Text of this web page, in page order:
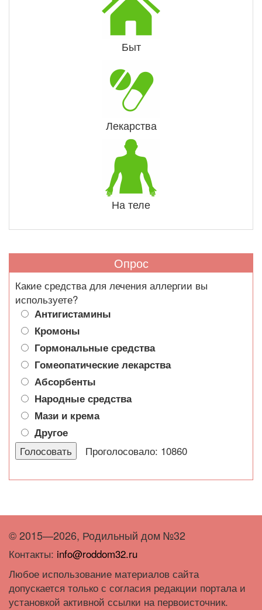
Быт
Лекарства
На теле
Опрос
Какие средства для лечения аллергии вы
используете?
Антигистамины
Кромоны
Гормональные средства
Гомеопатические лекарства
Абсорбенты
Народные средства
Мази и крема
Другое
Проголосовало: 10860
© 2015—2026, Родильный дом №32
Контакты: info@roddom32.ru
Любое использование материалов сайта
допускается только с согласия редакции портала и
установкой активной ссылки на первоисточник.